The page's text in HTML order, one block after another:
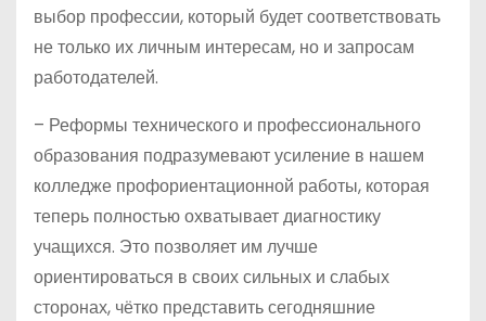
выбор профессии, который будет соответствовать
не только их личным интересам, но и запросам
работодателей.
– Реформы технического и профессионального
образования подразумевают усиление в нашем
колледже профориентационной работы, которая
теперь полностью охватывает диагностику
учащихся. Это позволяет им лучше
ориентироваться в своих сильных и слабых
сторонах, чётко представить сегодняшние